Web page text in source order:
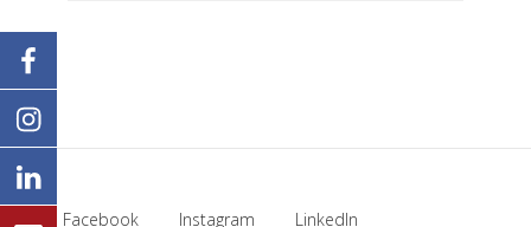
CGU
Facebook Instagram
LinkedIn